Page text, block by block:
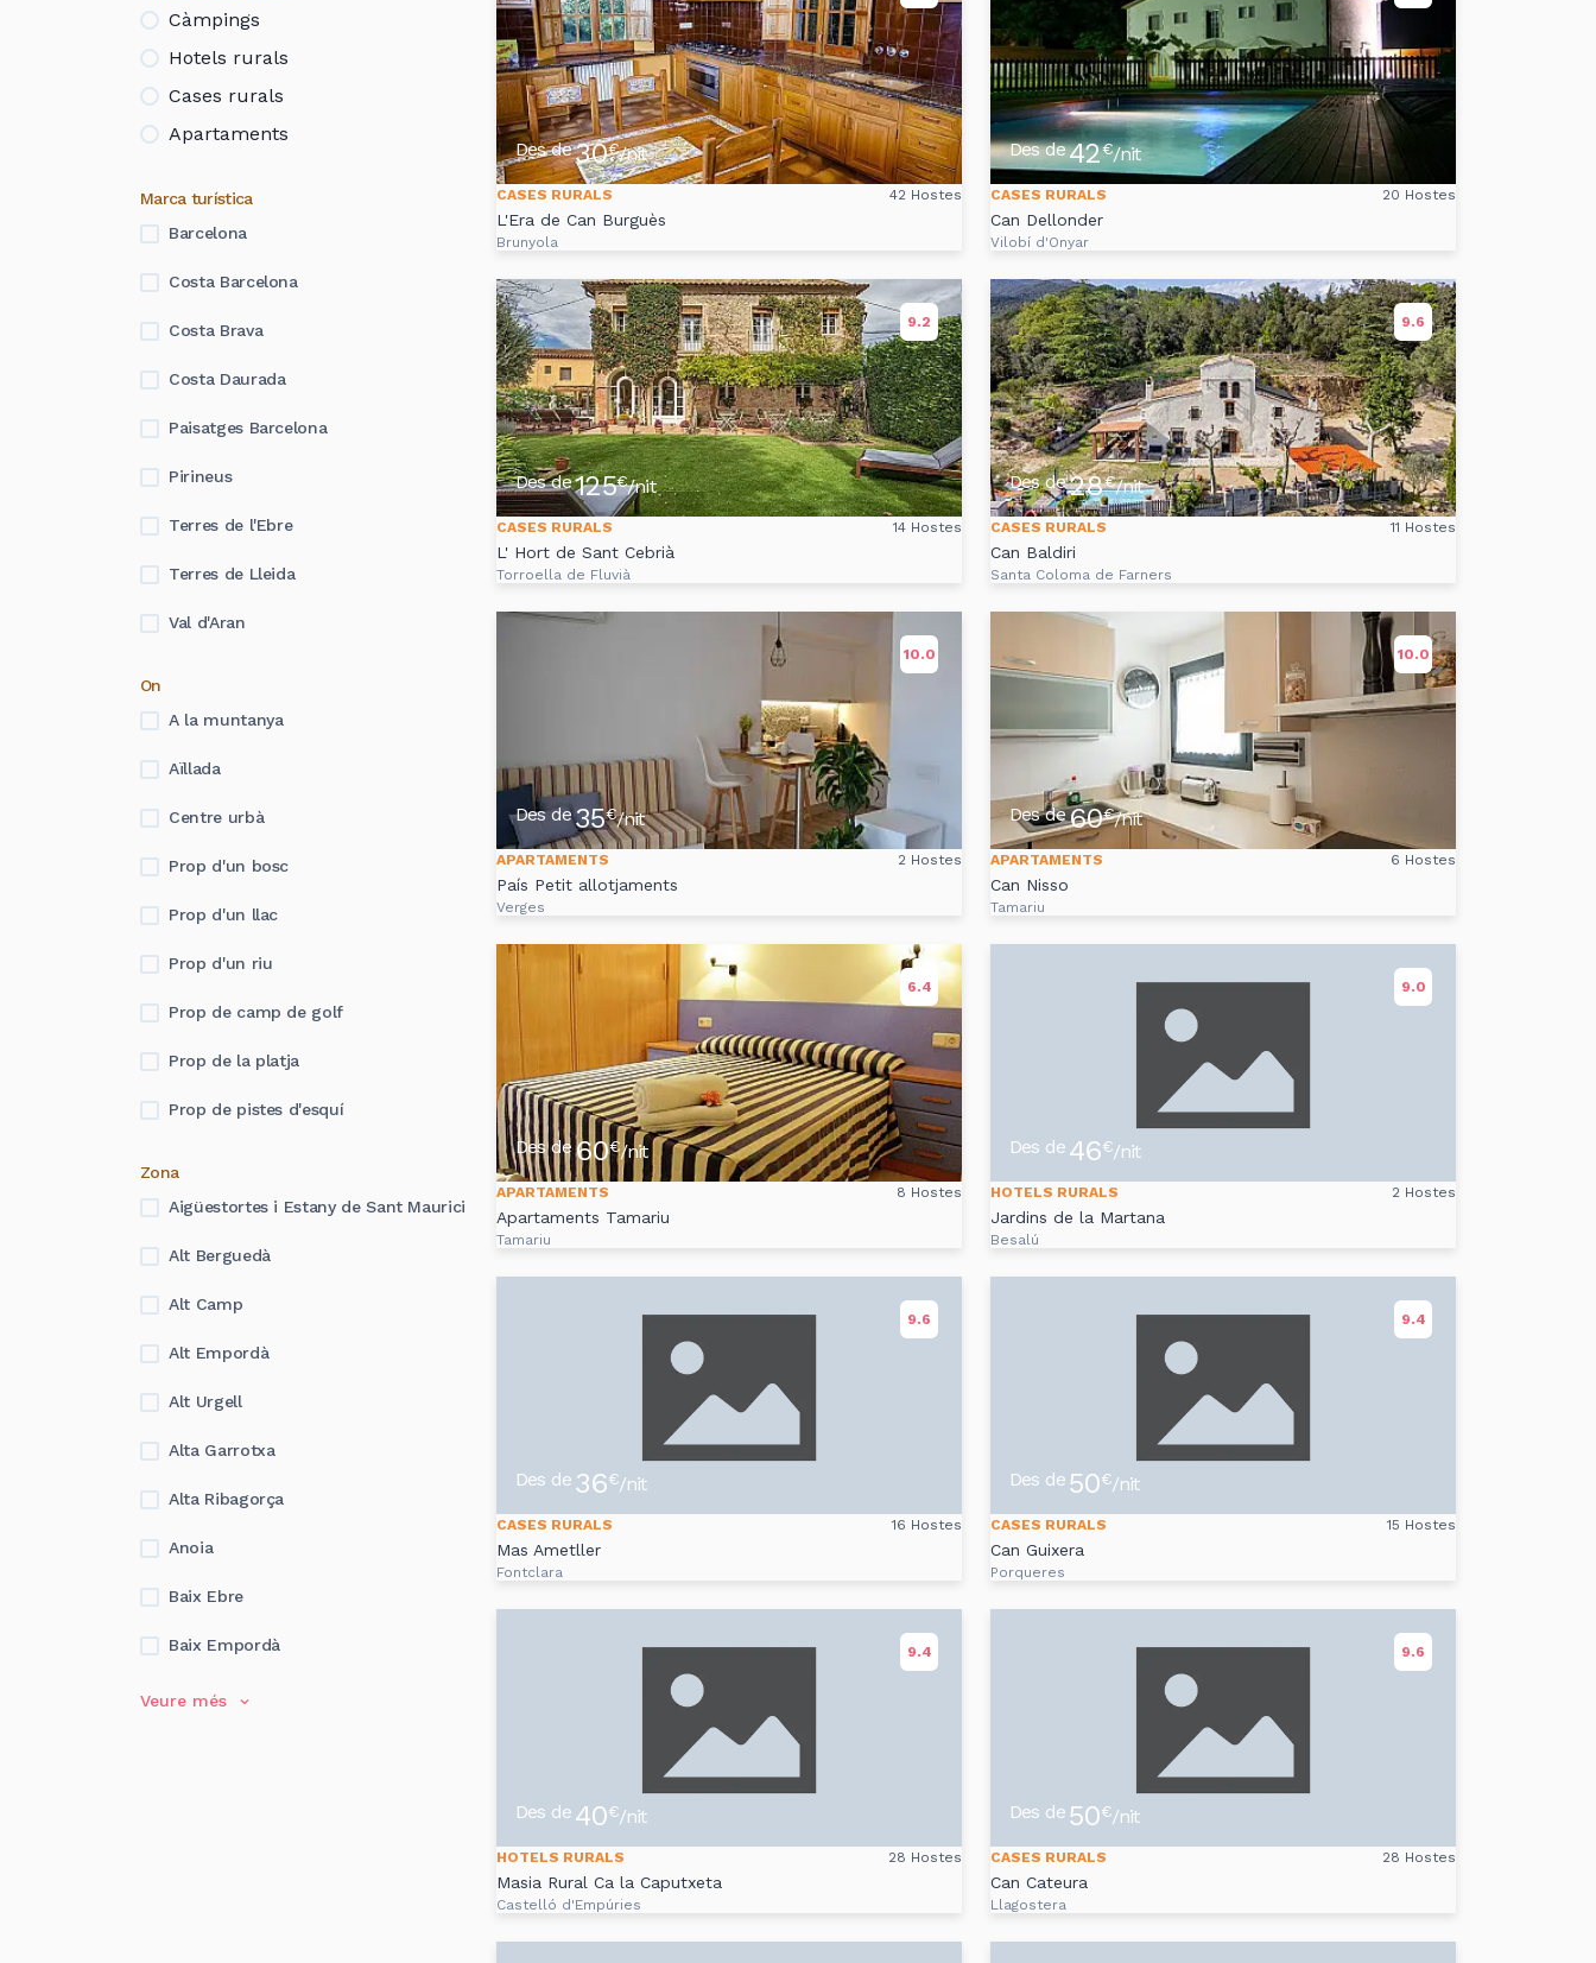
Càmpings
Hotels rurals
Cases rurals
Apartaments
Marca turística
Barcelona
Costa Barcelona
Costa Brava
Costa Daurada
Paisatges Barcelona
Pirineus
Terres de l'Ebre
Terres de Lleida
Val d'Aran
On
A la muntanya
Aïllada
Centre urbà
Prop d'un bosc
Prop d'un llac
Prop d'un riu
Prop de camp de golf
Prop de la platja
Prop de pistes d'esquí
Zona
Aigüestortes i Estany de Sant Maurici
Alt Berguedà
Alt Camp
Alt Empordà
Alt Urgell
Alta Garrotxa
Alta Ribagorça
Anoia
Baix Ebre
Baix Empordà
Veure més
Des de30€/nit
CASES RURALS 42 Hostes
L'Era de Can Burguès
Brunyola
Des de42€/nit
CASES RURALS 20 Hostes
Can Dellonder
Vilobí d'Onyar
9.2
Des de125€/nit
CASES RURALS 14 Hostes
L' Hort de Sant Cebrià
Torroella de Fluvià
9.6
Des de28€/nit
CASES RURALS 11 Hostes
Can Baldiri
Santa Coloma de Farners
10.0
Des de35€/nit
APARTAMENTS 2 Hostes
País Petit allotjaments
Verges
10.0
Des de60€/nit
APARTAMENTS 6 Hostes
Can Nisso
Tamariu
6.4
Des de60€/nit
APARTAMENTS 8 Hostes
Apartaments Tamariu
Tamariu
9.0
Des de 46€/nit
HOTELS RURALS 2 Hostes
Jardins de la Martana
Besalú
9.6
Des de 36€/nit
CASES RURALS 16 Hostes
Mas Ametller
Fontclara
9.4
Des de 50€/nit
CASES RURALS 15 Hostes
Can Guixera
Porqueres
9.4
Des de 40€/nit
HOTELS RURALS 28 Hostes
Masia Rural Ca la Caputxeta
Castelló d'Empúries
9.6
Des de 50€/nit
CASES RURALS 28 Hostes
Can Cateura
Llagostera